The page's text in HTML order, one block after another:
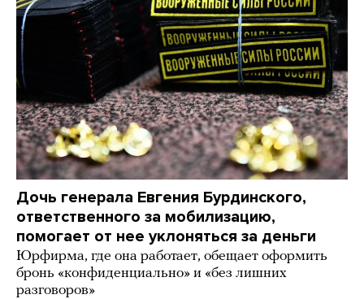
Дочь генерала Евгения Бурдинского,
ответственного за мобилизацию,
помогает от нее уклоняться за деньги
Юрфирма, где она работает, обещает оформить
бронь «конфиденциально» и «без лишних
разговоров»